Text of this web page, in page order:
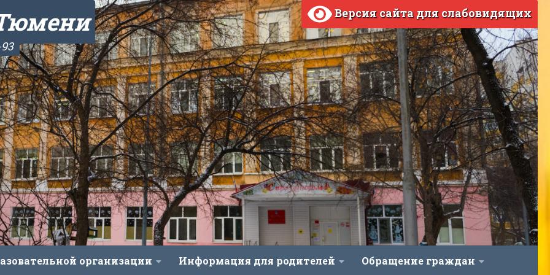
Версия сайта для слабовидящих
организации Информация для родителей Обращение граждан